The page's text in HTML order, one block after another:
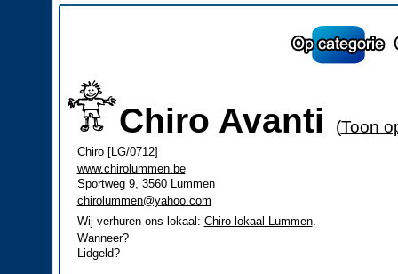
Chiro Avanti (Toon
Chiro[LG/0712]
www.chirolummen.be
Sportweg 9, 3560 Lummen
chirolummen@yahoo.com
Wij verhuren ons lokaal: Chiro lokaal Lummen.
Wanneer?
Lidgeld?